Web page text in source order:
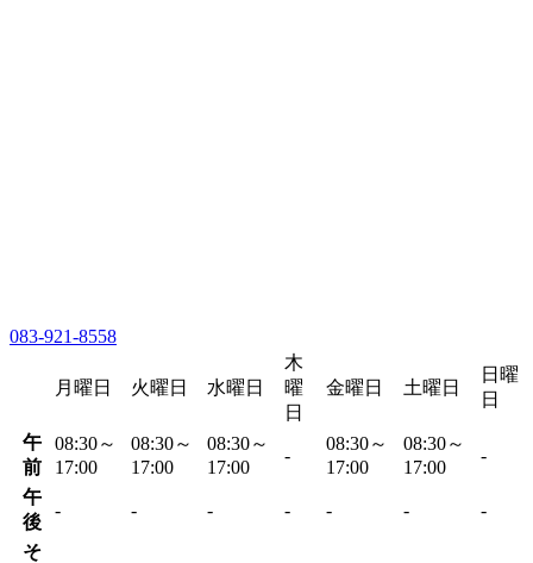
083-921-8558
月曜日 火曜日 水曜日
木
曜
日
金曜日 土曜日
日曜
日
午
前
08:30～
17:00
08:30～
17:00
08:30～
17:00
-
08:30～
17:00
08:30～
17:00
-
午
後
- - - - - - -
そ